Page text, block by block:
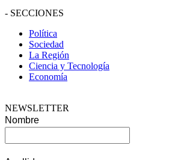
- SECCIONES
Política
Sociedad
La Región
Ciencia y Tecnología
Economía
NEWSLETTER
Nombre